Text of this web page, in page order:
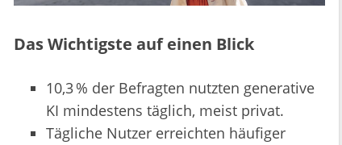
Das Wichtigste auf einen Blick
10,3 % der Befragten nutzten generative
KI mindestens täglich, meist privat.
Tägliche Nutzer erreichten häufiger